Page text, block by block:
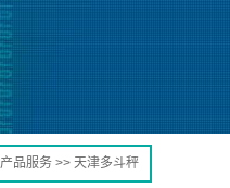
产品服务 >> 天津多斗秤